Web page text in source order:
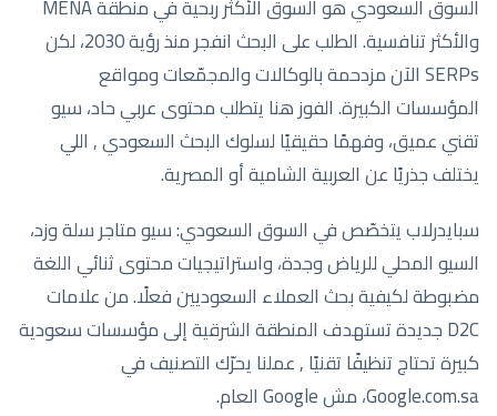
السوق السعودي هو السوق الأكثر ربحية في منطقة MENA
والأكثر تنافسية. الطلب على البحث انفجر منذ رؤية 2030، لكن
SERPs الآن مزدحمة بالوكالات والمجمّعات ومواقع
المؤسسات الكبيرة. الفوز هنا يتطلب محتوى عربي حاد، سيو
تقني عميق، وفهمًا حقيقيًا لسلوك البحث السعودي , اللي
يختلف جذريًا عن العربية الشامية أو المصرية.
سبايدرلاب يتخصّص في السوق السعودي: سيو متاجر سلة وزد،
السيو المحلي للرياض وجدة، واستراتيجيات محتوى ثنائي اللغة
مضبوطة لكيفية بحث العملاء السعوديين فعلًا. من علامات
D2C جديدة تستهدف المنطقة الشرقية إلى مؤسسات سعودية
كبيرة تحتاج تنظيفًا تقنيًا , عملنا يحرّك التصنيف في
Google.com.sa، مش Google العام.